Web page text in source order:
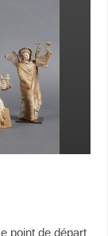
point de départ